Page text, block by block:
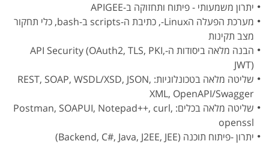
יתרון משמעותי - פיתוח ותחזוקה ב-APIGEE
מערכת הפעלה הLinux-, כתיבת ה-scripts ב-bash, כלי תחקור
מצב תקינות
הבנה מלאה ביסודות ה-API Security (OAuth2, TLS, PKI,
JWT)
שליטה מלאה בטכונלוגיות: REST, SOAP, WSDL/XSD, JSON,
XML, OpenAPI/Swagger
שליטה מלאה בכלים: Postman, SOAPUI, Notepad++, curl,
openssl
יתרון -פיתוח תוכנה (Backend, C#, Java, J2EE, JEE)